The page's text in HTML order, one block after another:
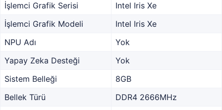
İşlemci Grafik Serisi
Intel Iris Xe
İşlemci Grafik Modeli
Intel Iris Xe
NPU Adı
Yok
Yapay Zeka Desteği
Yok
Sistem Belleği
8GB
Bellek Türü
DDR4 2666MHz